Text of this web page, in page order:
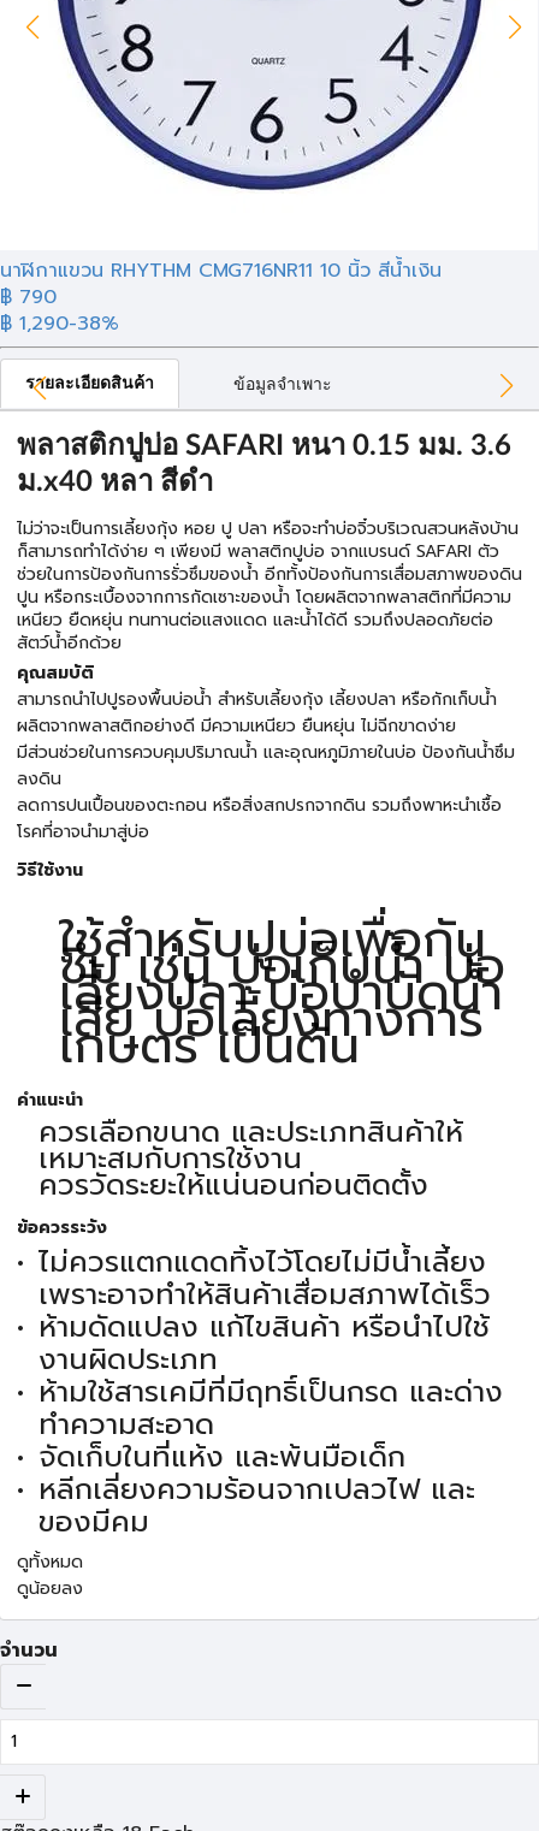
นาฬิกาแขวน RHYTHM CMG716NR11 10 นิ้ว สีน้ำเงิน
฿ 790
฿ 1,290-38%
รายละเอียดสินค้า ข้อมูลจำเพาะ
พลาสติกปูบ่อ SAFARI หนา 0.15 มม. 3.6
ม.x40 หลา สีดำ
ไม่ว่าจะเป็นการเลี้ยงกุ้ง หอย ปู ปลา หรือจะทำบ่อจิ๋วบริเวณสวนหลังบ้าน
ก็สามารถทำได้ง่าย ๆ เพียงมี พลาสติกปูบ่อ จากแบรนด์ SAFARI ตัว
ช่วยในการป้องกันการรั่วซึมของน้ำ อีกทั้งป้องกันการเสื่อมสภาพของดิน
ปูน หรือกระเบื้องจากการกัดเซาะของน้ำ โดยผลิตจากพลาสติกที่มีความ
เหนียว ยืดหยุ่น ทนทานต่อแสงแดด และน้ำได้ดี รวมถึงปลอดภัยต่อ
สัตว์น้ำอีกด้วย
คุณสมบัติ
สามารถนำไปปูรองพื้นบ่อน้ำ สำหรับเลี้ยงกุ้ง เลี้ยงปลา หรือกักเก็บน้ำ
ผลิตจากพลาสติกอย่างดี มีความเหนียว ยืนหยุ่น ไม่ฉีกขาดง่าย
มีส่วนช่วยในการควบคุมปริมาณน้ำ และอุณหภูมิภายในบ่อ ป้องกันน้ำซึม
ลงดิน
ลดการปนเปื้อนของตะกอน หรือสิ่งสกปรกจากดิน รวมถึงพาหะนำเชื้อ
โรคที่อาจนำมาสู่บ่อ
วิธีใช้งาน
ใช้สำหรับปูบ่อเพื่อกัน
ซึม เช่น บ่อเก็บน้ำ บ่อ
เลี้ยงปลา บ่อบำบัดน้ำ
เสีย บ่อเลี้ยงทางการ
เกษตร เป็นต้น
คำแนะนำ
ควรเลือกขนาด และประเภทสินค้าให้
เหมาะสมกับการใช้งาน
ควรวัดระยะให้แน่นอนก่อนติดตั้ง
ข้อควรระวัง
ไม่ควรแตกแดดทิ้งไว้โดยไม่มีน้ำเลี้ยง
เพราะอาจทำให้สินค้าเสื่อมสภาพได้เร็ว
ห้ามดัดแปลง แก้ไขสินค้า หรือนำไปใช้
งานผิดประเภท
ห้ามใช้สารเคมีที่มีฤทธิ์เป็นกรด และด่าง
ทำความสะอาด
จัดเก็บในที่แห้ง และพ้นมือเด็ก
หลีกเลี่ยงความร้อนจากเปลวไฟ และ
ของมีคม
ดูทั้งหมด
ดูน้อยลง
จำนวน